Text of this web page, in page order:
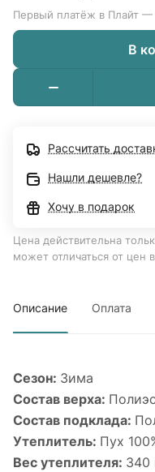
Первый платёж в Плайт —
В
Рассчитать
Нашли дешевле?
Хочу в подарок
Цена действительна
может отличаться от цен
Описание Оплата
Сезон: Зима
Состав верха:
Состав подклада:
Утеплитель: Пух
Вес утеплителя: 340